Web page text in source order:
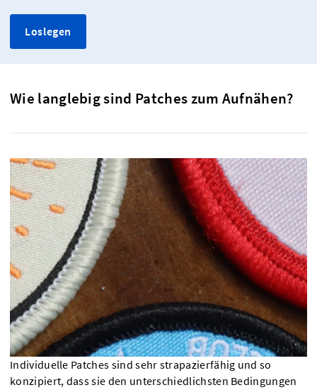
Loslegen
Wie langlebig sind Patches zum Aufnähen?
Individuelle Patches sind sehr strapazierfähig und so
konzipiert, dass sie den unterschiedlichsten Bedingungen